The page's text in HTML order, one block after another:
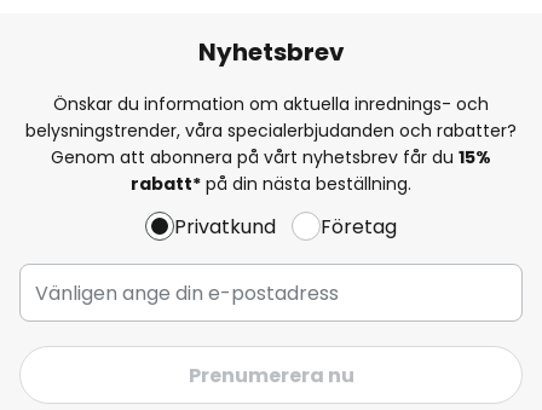
Nyhetsbrev
Önskar du information om aktuella inrednings- och
belysningstrender, våra specialerbjudanden och rabatter?
Genom att abonnera på vårt nyhetsbrev får du 15%
rabatt* på din nästa beställning.
Privatkund Företag
Prenumerera nu